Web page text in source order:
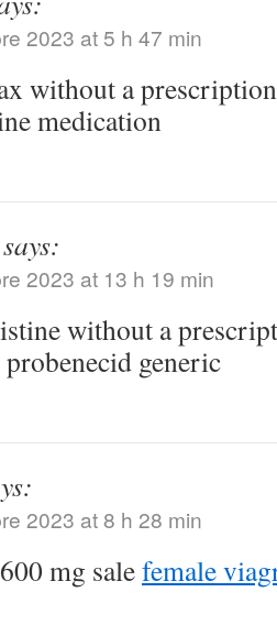
2023 at 5 h 47 min
without a
medication
says:
2023 at 13 h 19 min
without a
generic
2023 at 8 h 28 min
mg salefemale